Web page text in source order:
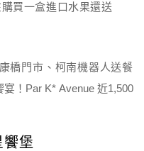
買一盒進口水果還送
饗堡